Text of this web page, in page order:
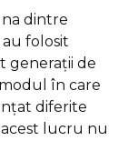
dintre
folosit
generații de
în care
diferite
acest lucru nu